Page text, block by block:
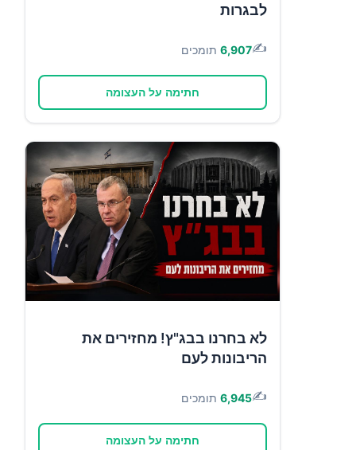
לבגרות
✍️
6,907 תומכים
חתימה על העצומה
לא בחרנו בבג"ץ! מחזירים את
הריבונות לעם
✍️
6,945 תומכים
חתימה על העצומה